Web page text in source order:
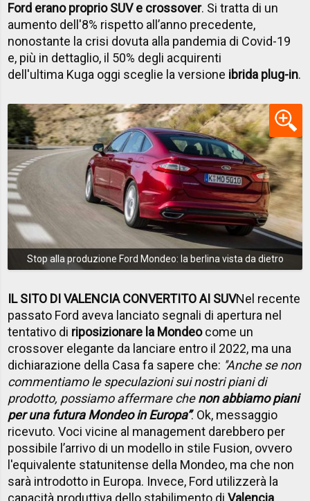
Ford erano proprio SUV e crossover. Si tratta di un
aumento dell'8% rispetto all’anno precedente,
nonostante la crisi dovuta alla pandemia di Covid-19
e, più in dettaglio, il 50% degli acquirenti
dell'ultima Kuga oggi sceglie la versione ibrida plug-in.
Stop alla produzione Ford Mondeo: la berlina vista da dietro
IL SITO DI VALENCIA CONVERTITO AI SUVNel recente
passato Ford aveva lanciato segnali di apertura nel
tentativo di riposizionare la Mondeocome un
crossover elegante da lanciare entro il 2022, ma una
dichiarazione della Casa fa sapere che: ''Anche se non
commentiamo le speculazioni sui nostri piani di
prodotto, possiamo affermare chenon abbiamo piani
per una futura Mondeo in Europa”. Ok, messaggio
ricevuto. Voci vicine al management darebbero per
possibile l’arrivo di un modello in stile Fusion, ovvero
l'equivalente statunitense della Mondeo, ma che non
sarà introdotto in Europa. Invece, Ford utilizzerà la
capacità produttiva dello stabilimento diValencia